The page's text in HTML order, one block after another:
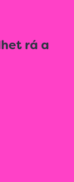
rá a